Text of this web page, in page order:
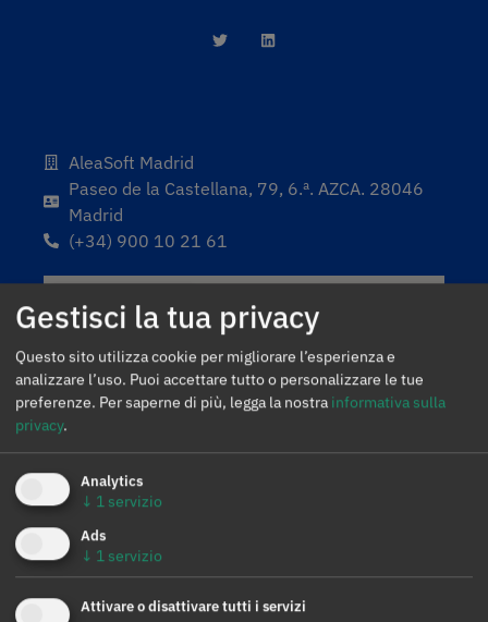
AleaSoft Madrid
Paseo de la Castellana, 79, 6.ª. AZCA. 28046
Madrid
(+34) 900 10 21 61
Gestisci la tua privacy
Questo sito utilizza cookie per migliorare l’esperienza e
analizzare l’uso. Puoi accettare tutto o personalizzare le tue
preferenze. Per saperne di più, legga la nostra informativa sulla
privacy.
Analytics
↓ 1 servizio
Ads
↓ 1 servizio
Attivare o disattivare tutti i servizi